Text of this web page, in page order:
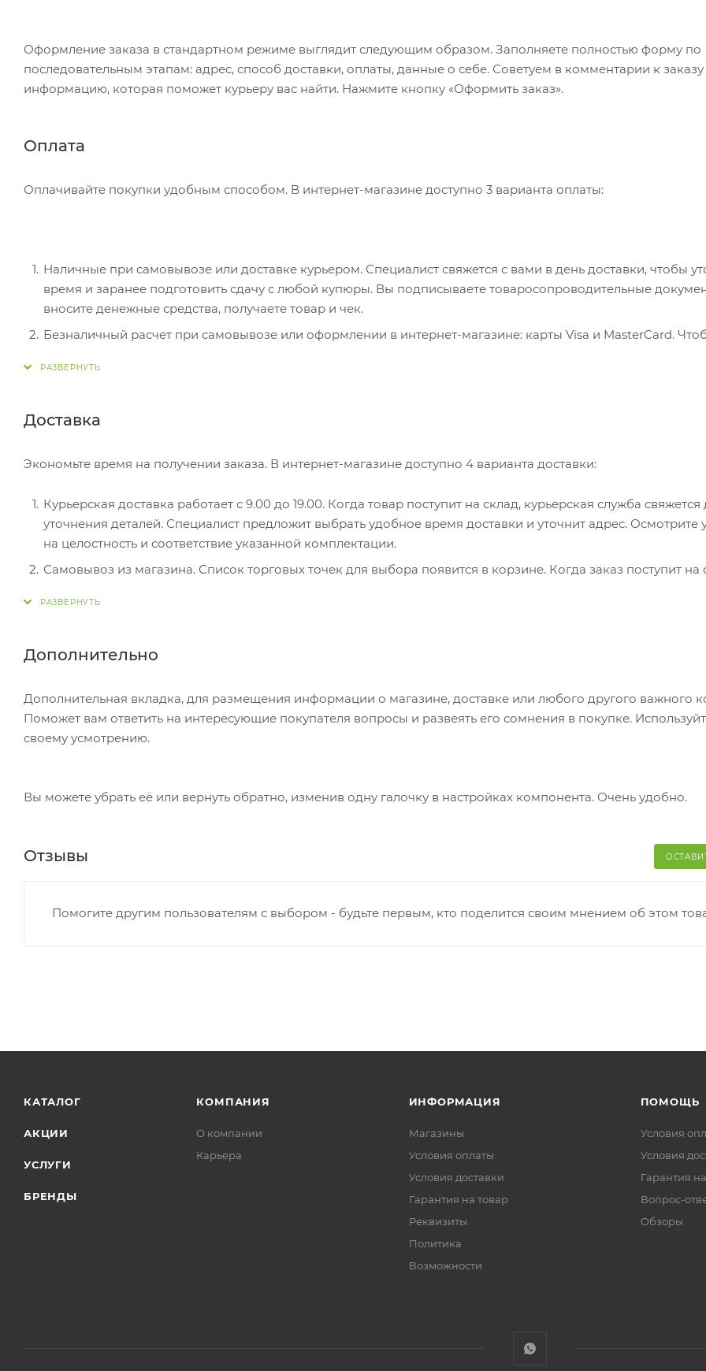
Оформление заказа в стандартном режиме выглядит следующим образом. Заполняете полностью форму по
последовательным этапам: адрес, способ доставки, оплаты, данные о себе. Советуем в комментарии к заказу
информацию, которая поможет курьеру вас найти. Нажмите кнопку «Оформить заказ».
Оплата
Оплачивайте покупки удобным способом. В интернет-магазине доступно 3 варианта оплаты:
Наличные при самовывозе или доставке курьером. Специалист свяжется с вами в день доставки, чтобы
время и заранее подготовить сдачу с любой купюры. Вы подписываете товаросопроводительные
вносите денежные средства, получаете товар и чек.
Безналичный расчет при самовывозе или оформлении в интернет-магазине: карты Visa и MasterCard.
действия и имя держателя.
перенаправит вас на страницу платежного сервиса. Здесь необходимо заполнить форму по инструкции.
Доставка
Экономьте время на получении заказа. В интернет-магазине доступно 4 варианта доставки:
Курьерская доставка работает с 9.00 до 19.00. Когда товар поступит на склад, курьерская служба свяжется
уточнения деталей. Специалист предложит выбрать удобное время доставки и уточнит адрес. Осмотрите
на целостность и соответствие указанной комплектации.
Самовывоз из магазина. Список торговых точек для выбора появится в корзине. Когда заказ поступит на
Почтовая доставка через почту России. Когда заказ придет в отделение, на ваш адрес придет извещение о
самостоятельно вы можете только после оплаты заказа. Один заказ может содержать не больше 10
стоимость не должна превышать 100 000 р.
Дополнительно
Дополнительная вкладка, для размещения информации о магазине, доставке или любого другого важного
Поможет вам ответить на интересующие покупателя вопросы и развеять его сомнения в покупке.
своему усмотрению.
Вы можете убрать её или вернуть обратно, изменив одну галочку в настройках компонента. Очень удобно.
Отзывы
Помогите другим пользователям с выбором - будьте первым, кто поделится своим мнением об этом
КАТАЛОГ
АКЦИИ
УСЛУГИ
БРЕНДЫ
КОМПАНИЯ
О компании
Карьера
ИНФОРМАЦИЯ
Магазины
Условия оплаты
Условия доставки
Гарантия на товар
Реквизиты
Политика
Возможности
ПОМОЩЬ
Условия
Условия
Гарантия
Вопрос-
Обзоры